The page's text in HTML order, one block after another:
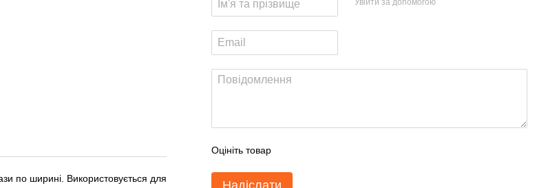
по ширині. Використовується для
Оцініть товар
Надіслати